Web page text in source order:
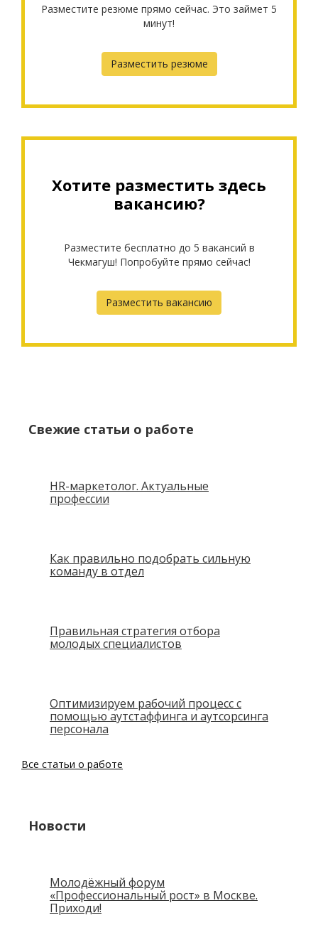
Разместите резюме прямо сейчас. Это займет 5
минут!
Разместить резюме
Хотите разместить здесь
вакансию?
Разместите бесплатно до 5 вакансий в
Чекмагуш! Попробуйте прямо сейчас!
Разместить вакансию
Свежие статьи о работе
HR-маркетолог. Актуальные
профессии
Как правильно подобрать сильную
команду в отдел
Правильная стратегия отбора
молодых специалистов
Оптимизируем рабочий процесс с
помощью аутстаффинга и аутсорсинга
персонала
Все статьи о работе
Новости
Молодёжный форум
«Профессиональный рост» в Москве.
Приходи!